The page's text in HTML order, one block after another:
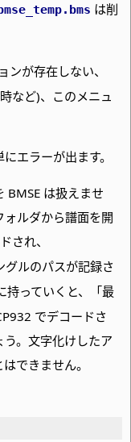
.bms は削
ンが存在しない、
など)、このメニュ
エラーが出ます。
BMSE は扱えませ
ルダから譜面を開
され、
グルのパスが記録さ
っていくと、
「最
でデコードさ
。文字化けしたア
できません。